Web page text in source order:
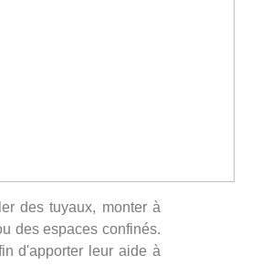
des tuyaux, monter à
des espaces confinés.
d'apporter leur aide à